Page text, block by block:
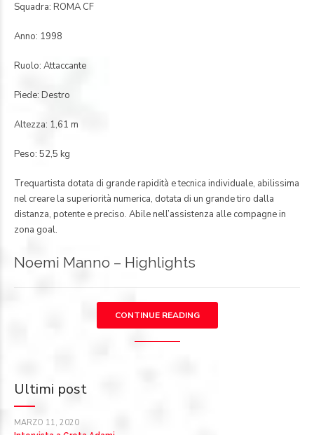
Squadra: ROMA CF
Anno: 1998
Ruolo: Attaccante
Piede: Destro
Altezza: 1,61 m
Peso: 52,5 kg
Trequartista dotata di grande rapidità e tecnica individuale, abilissima
nel creare la superiorità numerica, dotata di un grande tiro dalla
distanza, potente e preciso. Abile nell’assistenza alle compagne in
zona goal.
Noemi Manno – Highlights
CONTINUE READING
Ultimi post
MARZO 11, 2020